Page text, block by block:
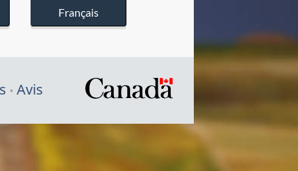
Français
Avis
/
Symbole
du
gouvernement